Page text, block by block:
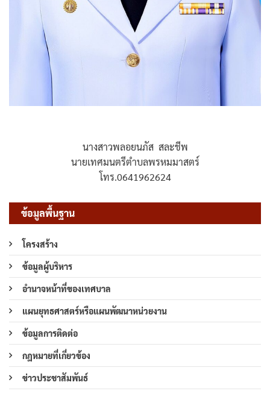
นางสาวพลอยนภัส สละชีพ
นายเทศมนตรีตำบลพรหมมาสตร์
โทร.0641962624
ข้อมูลพื้นฐาน
โครงสร้าง
ข้อมูลผู้บริหาร
อำนาจหน้าที่ของเทศบาล
แผนยุทธศาสตร์หรือแผนพัฒนาหน่วยงาน
ข้อมูลการติดต่อ
กฎหมายที่เกี่ยวข้อง
ข่าวประชาสัมพันธ์